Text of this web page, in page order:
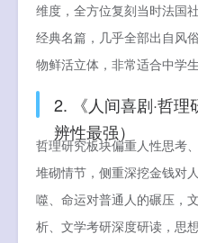
维度，全方位复刻当时法国
经典名篇，几乎全部出自风
物鲜活立体，非常适合中学
2. 《人间喜剧·哲
辨性最强）
哲理研究板块偏重人性思考
堆砌情节，侧重深挖金钱对
噬、命运对普通人的碾压，
析、文学考研深度研读，思